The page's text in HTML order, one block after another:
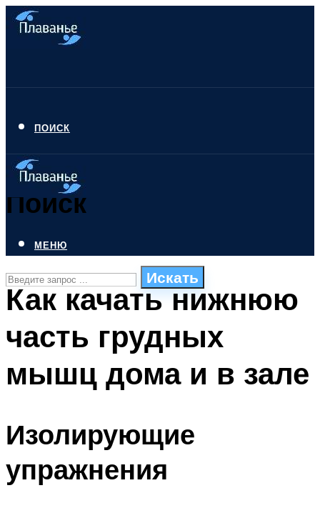
ПОИСК
Поиск
Искать
ПЛАВАНЬЕ ДЛЯ ДЕТЕЙ
БАССЕЙН ДЛЯ ДОМА
МЕНЮ
МЕНЮ
Как качать нижнюю
часть грудных
мышц дома и в зале
Изолирующие
упражнения